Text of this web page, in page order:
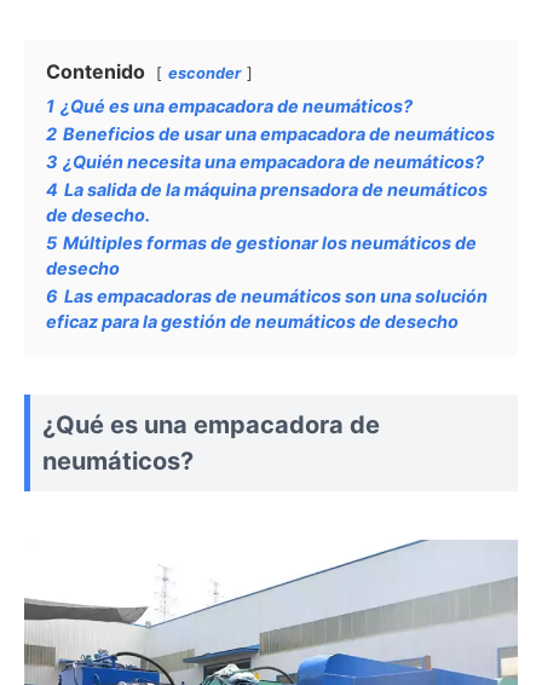
Contenido esconder
1 ¿Qué es una empacadora de neumáticos?
2 Beneficios de usar una empacadora de neumáticos
3 ¿Quién necesita una empacadora de neumáticos?
4 La salida de la máquina prensadora de neumáticos
de desecho.
5 Múltiples formas de gestionar los neumáticos de
desecho
6 Las empacadoras de neumáticos son una solución
eficaz para la gestión de neumáticos de desecho
¿Qué es una empacadora de
neumáticos?